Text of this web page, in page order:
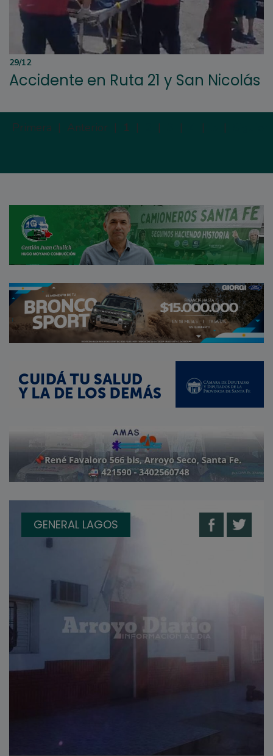
29/12
Accidente en Ruta 21 y San Nicolás
Primera | Anterior | 1 | | | | |
GENERAL LAGOS